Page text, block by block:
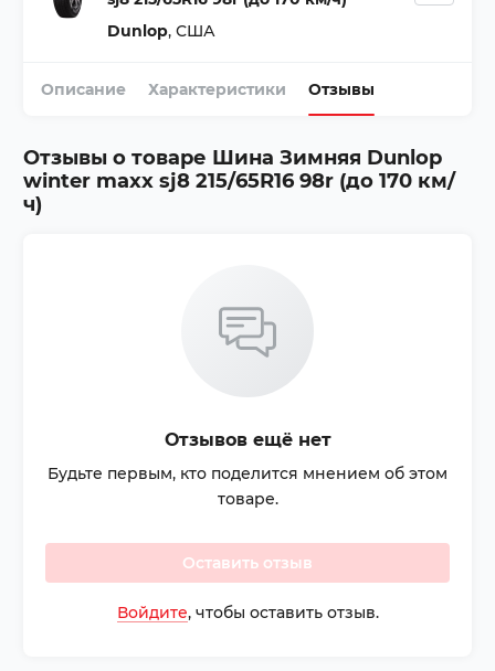
Dunlop, США
Описание Характеристики Отзывы
Отзывы о товаре Шина Зимняя Dunlop
winter maxx sj8 215/65R16 98r (до 170 км/
ч)
Отзывов ещё нет
Будьте первым, кто поделится мнением об этом
товаре.
Оставить отзыв
Войдите, чтобы оставить отзыв.